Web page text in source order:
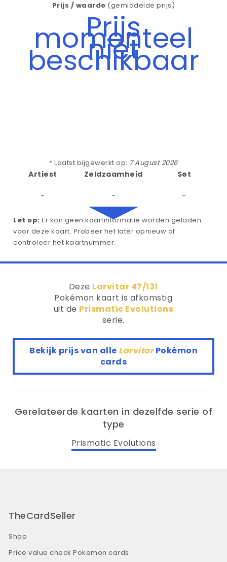
Prijs / waarde (gemiddelde prijs)
Prijs
momenteel
niet
beschikbaar
* Laatst bijgewerkt op: 7 August 2026
Artiest
-
Zeldzaamheid
-
Set
-
Let op: Er kon geen kaartinformatie worden geladen
voor deze kaart. Probeer het later opnieuw of
controleer het kaartnummer.
Deze Larvitar 47/131
Pokémon kaart is afkomstig
uit de Prismatic Evolutions
serie.
Bekijk prijs van alle LarvitarPokémon
cards
Gerelateerde kaarten in dezelfde serie of
type
Prismatic Evolutions
TheCardSeller
Shop
Price value check Pokemon cards